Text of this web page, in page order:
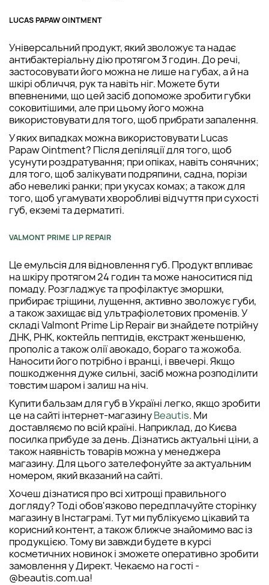
LUCAS PAPAW OINTMENT
Універсальний продукт, який зволожує та надає
антибактеріальну дію протягом 3 годин. До речі,
застосовувати його можна не лише на губах, а й на
шкірі обличчя, рук та навіть ніг. Можете бути
впевненими, що цей засіб допоможе зробити губки
соковитішими, але при цьому його можна
використовувати для того, щоб прибрати запалення.
У яких випадках можна використовувати Lucas
Papaw Ointment? Після депіляції для того, щоб
усунути роздратування; при опіках, навіть сонячних;
для того, щоб залікувати подряпини, садна, порізи
або невеликі ранки; при укусах комах; а також для
того, щоб угамувати хворобливі відчуття при сухості
губ, екземі та дерматиті.
VALMONT PRIME LIP REPAIR
Це емульсія для відновлення губ. Продукт впливає
на шкіру протягом 24 годин та може наноситися під
помаду. Розгладжує та профілактує зморшки,
прибирає тріщини, лущення, активно зволожує губи,
а також захищає від ультрафіолетових променів. У
складі Valmont Prime Lip Repair ви знайдете потрійну
ДНК, РНК, коктейль пептидів, екстракт женьшеню,
прополіс а також олії авокадо, бораго та жожоба.
Наносити його потрібно і вранці, і ввечері. Якщо
пошкодження дуже сильні, засіб можна розподілити
товстим шаром і залиш на ніч.
Купити бальзам для губ в Україні легко, якщо зробити
це на сайті інтернет-магазинуBeautis. Ми
доставляємо по всій країні. Наприклад, до Києва
посилка прибуде за день. Дізнатись актуальні ціни, а
також наявність товарів можна у менеджера
магазину. Для цього зателефонуйте за актуальним
номером, який вказаний на сайті.
Хочеш дізнатися про всі хитрощі правильного
догляду? Тоді обов'язково передплачуйте сторінку
магазину в Інстаграмі. Тут ми публікуємо цікавий та
корисний контент, а також ближче знайомимо вас із
продукцією. Тому ви завжди будете в курсі
косметичних новинок і зможете оперативно зробити
замовлення у Директ. Чекаємо на гості -
@beautis.com.ua!